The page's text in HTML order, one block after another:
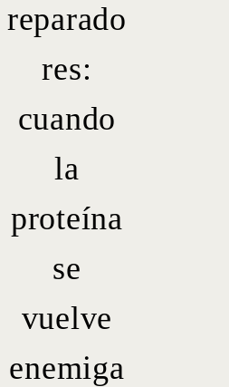
reparado
res:
cuando
la
proteína
se
vuelve
enemiga